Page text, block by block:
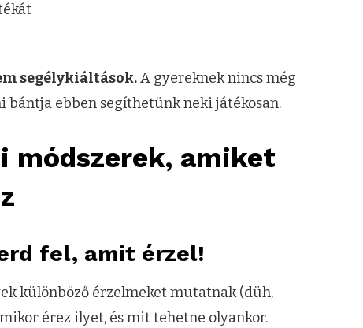
segélykiáltások.A gyereknek nincs még
bántja ebben segíthetünk neki játékosan.
módszerek, amiket
fel, amit érzel!
különböző érzelmeket mutatnak (düh,
érez ilyet, és mit tehetne olyankor.